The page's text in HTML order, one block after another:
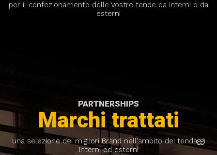
per il confezionamento delle Vostre tende da interni o da
esterni
PARTNERSHIPS
Marchi trattati
una selezione dei migliori Brand nell'ambito dei tendaggi
interni ed esterni